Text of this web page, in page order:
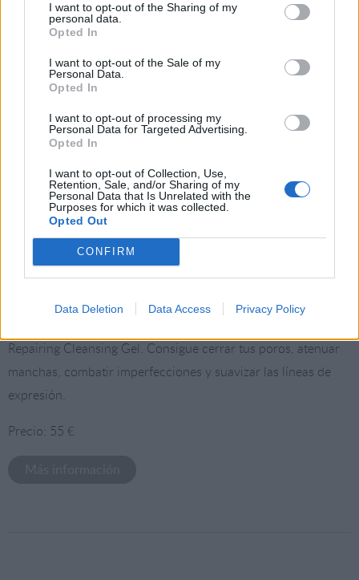
I want to opt-out of the Sharing of my
personal data.
Opted In
I want to opt-out of the Sale of my
Personal Data.
Opted In
I want to opt-out of processing my
Personal Data for Targeted Advertising.
Opted In
I want to opt-out of Collection, Use,
Retention, Sale, and/or Sharing of my
Personal Data that Is Unrelated with the
Purposes for which it was collected.
Opted Out
CONFIRM
Data Deletion Data Access Privacy Policy
Repairing Cleansing Gel. Consigue cerrar tus poros, atenuar
manchas, combatir imperfecciones y suavizar las líneas de
expresión.
Precio: 55 €